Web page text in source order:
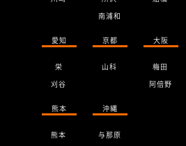
南浦和
愛知 京都 大阪
栄 山科 梅田
刈谷
阿倍野
熊本 沖縄
熊本
与那原